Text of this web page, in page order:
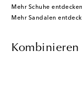
Mehr Schuhe entdecken
Mehr Sandalen
Kombinieren